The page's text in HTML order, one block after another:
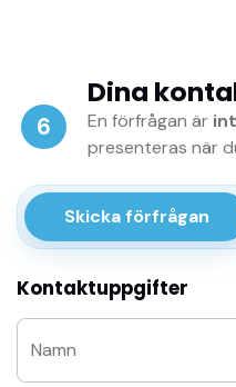
6
Dina
En förfrågan är
presenteras när
Skicka förfrågan
Kontaktuppgifter
Namn